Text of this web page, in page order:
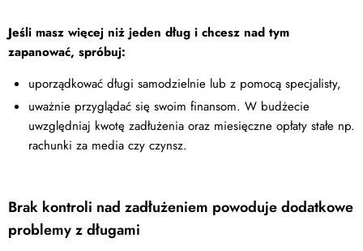
Jeśli masz więcej niż jeden dług i chcesz nad tym
zapanować, spróbuj:
uporządkować długi samodzielnie lub z pomocą specjalisty,
uważnie przyglądać się swoim finansom. W budżecie
uwzględniaj kwotę zadłużenia oraz miesięczne opłaty stałe np.
rachunki za media czy czynsz.
Brak kontroli nad zadłużeniem powoduje dodatkowe
problemy z długami